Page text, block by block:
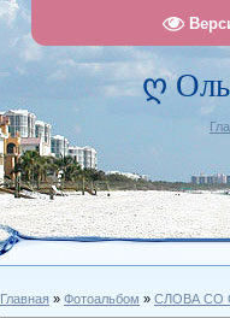
ღ
Главная » Фотоальбом » СЛОВА